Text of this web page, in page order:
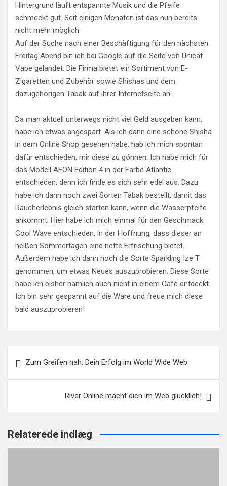
Hintergrund läuft entspannte Musik und die Pfeife
schmeckt gut. Seit einigen Monaten ist das nun bereits
nicht mehr möglich.
Auf der Suche nach einer Beschäftigung für den nächsten
Freitag Abend bin ich bei Google auf die Seite von Unicat
Vape gelandet. Die Firma bietet ein Sortiment von E-
Zigaretten und Zubehör sowie Shishas und dem
dazugehörigen Tabak auf ihrer Internetseite an.
Da man aktuell unterwegs nicht viel Geld ausgeben kann,
habe ich etwas angespart. Als ich dann eine schöne Shisha
in dem Online Shop gesehen habe, hab ich mich spontan
dafür entschieden, mir diese zu gönnen. Ich habe mich für
das Modell AEON Edition 4 in der Farbe Atlantic
entschieden, denn ich finde es sich sehr edel aus. Dazu
habe ich dann noch zwei Sorten Tabak bestellt, damit das
Raucherlebnis gleich starten kann, wenn die Wasserpfeife
ankommt. Hier habe ich mich einmal für den Geschmack
Cool Wave entschieden, in der Hoffnung, dass dieser an
heißen Sommertagen eine nette Erfrischung bietet.
Außerdem habe ich dann noch die Sorte Sparkling Ize T
genommen, um etwas Neues auszuprobieren. Diese Sorte
habe ich bisher nämlich auch nicht in einem Café entdeckt.
Ich bin sehr gespannt auf die Ware und freue mich diese
bald auszuprobieren!
Zum Greifen nah: Dein Erfolg im World Wide Web
River Online macht dich im Web glücklich!
Relaterede indlæg